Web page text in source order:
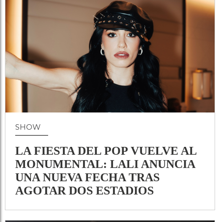
SHOW
LA FIESTA DEL POP VUELVE AL
MONUMENTAL: LALI ANUNCIA
UNA NUEVA FECHA TRAS
AGOTAR DOS ESTADIOS